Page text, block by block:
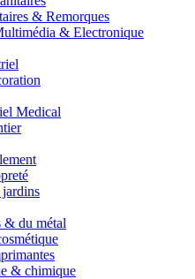
& Remorques
& Electronique
Medical
& du métal
& chimique